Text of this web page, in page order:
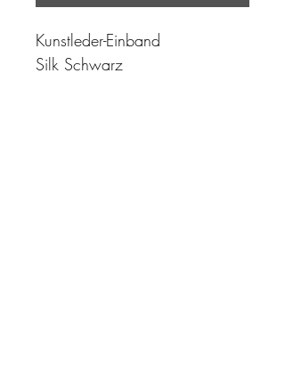
Kunstleder-Einband
Silk Schwarz